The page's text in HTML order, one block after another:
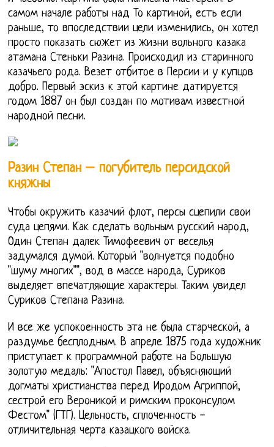
самом начале работы над То картиной, есть если
раньше, то впоследствии цели изменились, он хотел
просто показать сюжет из жизни вольного казака
атамана Стеньки Разина. Происходил из старинного
казачьего рода. Везет отбитое в Персии и у купцов
добро. Первый эскиз к этой картине датируется
годом 1887 он был создан по мотивам известной
народной песни.
Разин Степан – погубитель персидской
княжны
Чтобы окружить казачий флот, персы сцепили свои
суда цепями. Как сделать вольным русский народ,
Один Степан далек Тимофеевич от веселья
задумался думой. Который "волнуется подобно
"шуму многих"", вод в массе народа, Суриков
выделяет впечатляющие характеры. Таким увидел
Суриков Степана Разина.
И все же успокоенность эта не была старческой, а
раздумье бесплодным. В апреле 1875 года художник
приступает к программной работе на Большую
золотую медаль: "Апостол Павел, объясняющий
догматы христианства перед Иродом Агриппой,
сестрой его Вероникой и римским проконсулом
Фестом" (ГТГ). Цельность, сплоченность -
отличительная черта казацкого войска.